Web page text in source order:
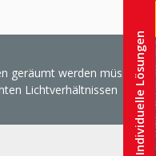
geräumt werden müssen,
Lichtverhältnissen
Individuelle Lösungen